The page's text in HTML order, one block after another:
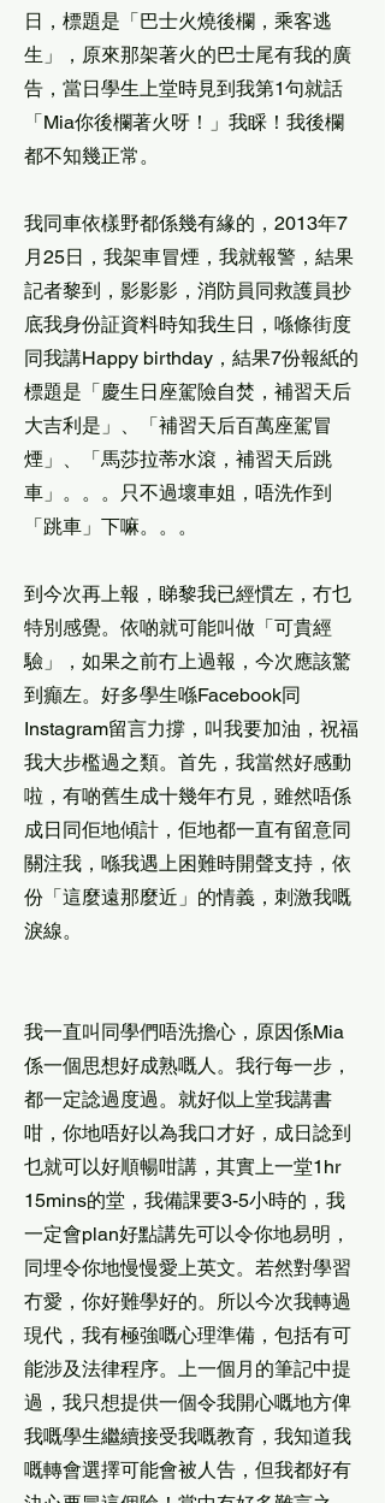
日，標題是「巴士火燒後欄，乘客逃
生」，原來那架著火的巴士尾有我的廣
告，當日學生上堂時見到我第1句就話
「Mia你後欄著火呀！」我睬！我後欄
都不知幾正常。
我同車依樣野都係幾有緣的，2013年7
月25日，我架車冒煙，我就報警，結果
記者黎到，影影影，消防員同救護員抄
底我身份証資料時知我生日，喺條街度
同我講Happy birthday，結果7份報紙的
標題是「慶生日座駕險自焚，補習天后
大吉利是」、「補習天后百萬座駕冒
煙」、「馬莎拉蒂水滾，補習天后跳
車」。。。只不過壞車姐，唔洗作到
「跳車」下嘛。。。
到今次再上報，睇黎我已經慣左，冇乜
特別感覺。依啲就可能叫做「可貴經
驗」，如果之前冇上過報，今次應該驚
到癲左。好多學生喺Facebook同
Instagram留言力撐，叫我要加油，祝福
我大步檻過之類。首先，我當然好感動
啦，有啲舊生成十幾年冇見，雖然唔係
成日同佢地傾計，佢地都一直有留意同
關注我，喺我遇上困難時開聲支持，依
份「這麼遠那麼近」的情義，刺激我嘅
淚線。
我一直叫同學們唔洗擔心，原因係Mia
係一個思想好成熟嘅人。我行每一步，
都一定諗過度過。就好似上堂我講書
咁，你地唔好以為我口才好，成日諗到
乜就可以好順暢咁講，其實上一堂1hr
15mins的堂，我備課要3-5小時的，我
一定會plan好點講先可以令你地易明，
同埋令你地慢慢愛上英文。若然對學習
冇愛，你好難學好的。所以今次我轉過
現代，我有極強嘅心理準備，包括有可
能涉及法律程序。上一個月的筆記中提
過，我只想提供一個令我開心嘅地方俾
我嘅學生繼續接受我嘅教育，我知道我
嘅轉會選擇可能會被人告，但我都好有